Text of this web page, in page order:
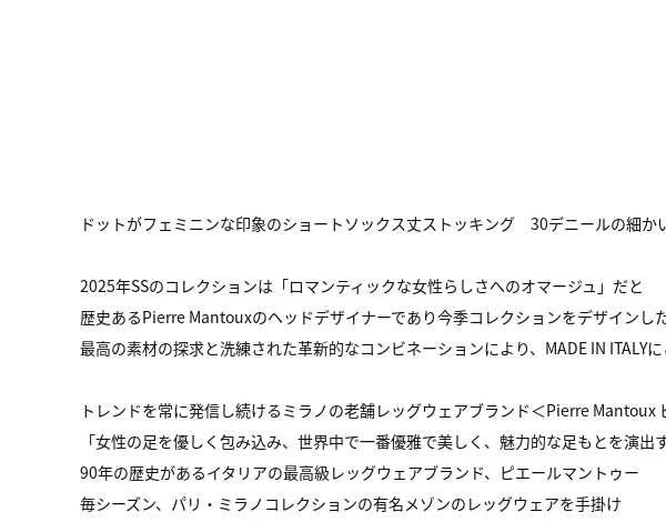
ドットがフェミニンな印象のショートソックス丈ストッキング 30デニールの細
2025年SSのコレクションは「ロマンティックな女性らしさへのオマージュ」だと
歴史あるPierre Mantouxのヘッドデザイナーであり今季コレクションをデザインし
最高の素材の探求と洗練された革新的なコンビネーションにより、MADE IN ITALY
トレンドを常に発信し続けるミラノの老舗レッグウェアブランド＜Pierre Mantoux
「女性の足を優しく包み込み、世界中で一番優雅で美しく、魅力的な足もとを演出
90年の歴史があるイタリアの最高級レッグウェアブランド、ピエールマントゥー
毎シーズン、パリ・ミラノコレクションの有名メゾンのレッグウェアを手掛け